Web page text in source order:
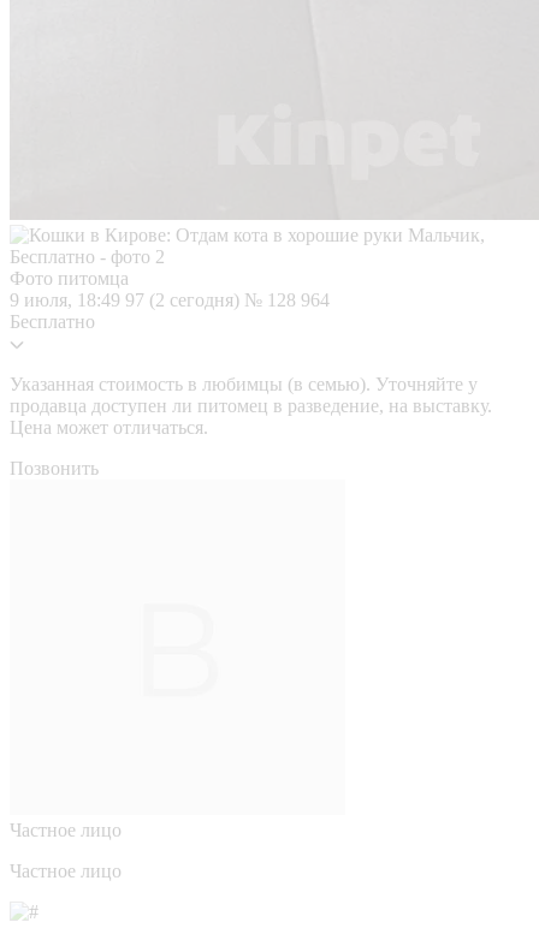
Фото питомца
9 июля, 18:49 97 (2 сегодня) № 128 964
Бесплатно
Указанная стоимость в любимцы (в семью). Уточняйте у
продавца доступен ли питомец в разведение, на выставку.
Цена может отличаться.
Позвонить
Частное лицо
Частное лицо